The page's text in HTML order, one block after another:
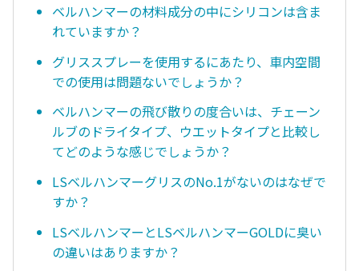
ベルハンマーの材料成分の中にシリコンは含ま
れていますか？
グリススプレーを使用するにあたり、車内空間
での使用は問題ないでしょうか？
ベルハンマーの飛び散りの度合いは、チェーン
ルブのドライタイプ、ウエットタイプと比較し
てどのような感じでしょうか？
LSベルハンマーグリスのNo.1がないのはなぜで
すか？
LSベルハンマーとLSベルハンマーGOLDに臭い
の違いはありますか？